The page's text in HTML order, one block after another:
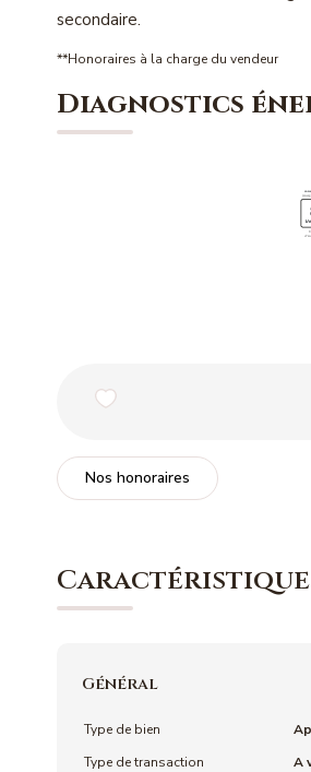
secondaire.
**Honoraires à la charge du vendeur
Diagnostics
Nos honoraires
Général
Type de bien
Type de transaction
A